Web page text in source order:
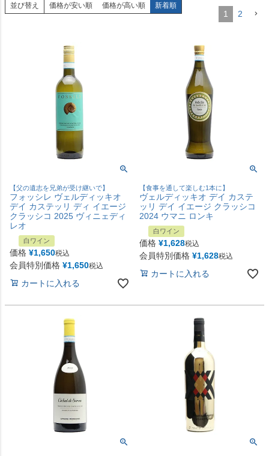
並び替え 価格が安い順 価格が高い順 新着順
1 2
【父の遺志を兄弟が受け継いで】
フォッシレ ヴェルディッキオ
デイ カステッリ ディ イエージ
クラッシコ 2025 ヴィニェディ
レオ
白ワイン
価格 ¥1,650税込
会員特別価格 ¥1,650税込
カートに入れる
【食事を通して楽しむ1本に】
ヴェルディッキオ デイ カステ
ッリ デイ イエージ クラッシコ
2024 ウマニ ロンキ
白ワイン
価格 ¥1,628税込
会員特別価格 ¥1,628税込
カートに入れる